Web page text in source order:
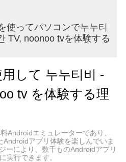
使ってパソコンで누누티
TV, noonoo tvを体験する
して 누누티비 -
tv を体験する理
Androidエミュレーターであり、
アプリ体験を楽しんでいま
ーにより、数千ものAndroidアプリ
実行できます。